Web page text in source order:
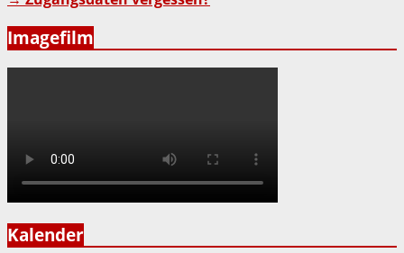
Imagefilm
Kalender